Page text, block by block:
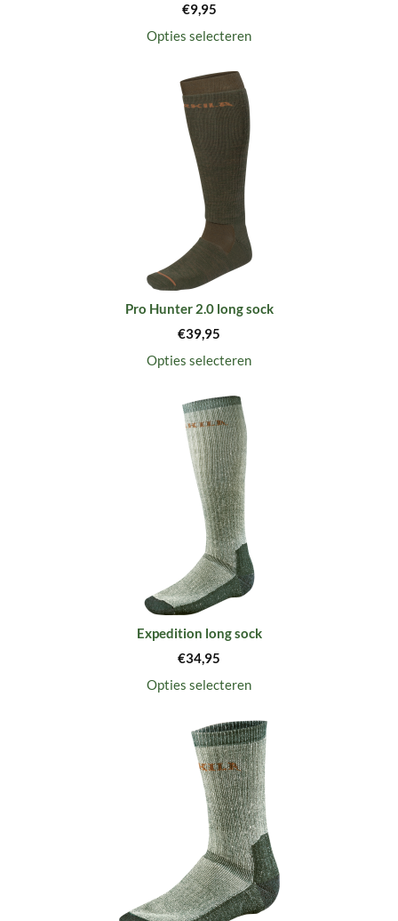
€9,95
Opties selecteren
Pro Hunter 2.0 long sock
€39,95
Opties selecteren
Expedition long sock
€34,95
Opties selecteren